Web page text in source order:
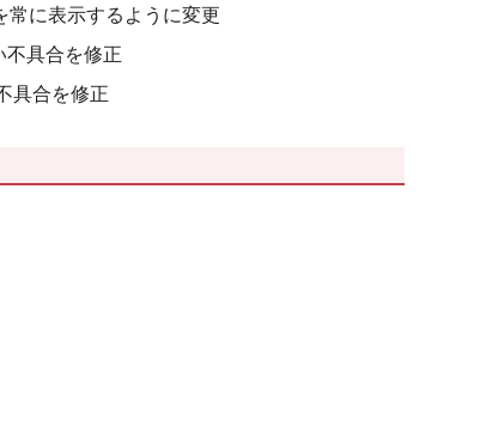
常に表示するように変更
不具合を修正
具合を修正